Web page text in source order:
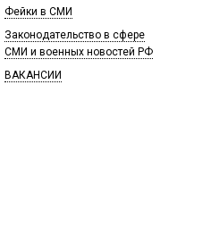
Фейки в СМИ
Законодательство в сфере
СМИ и военных новостей РФ
ВАКАНСИИ